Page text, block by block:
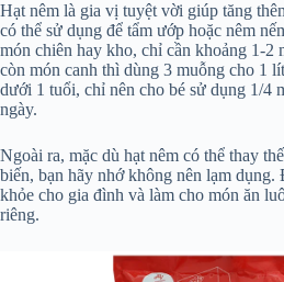
Hạt nêm là gia vị tuyệt vời giúp tăng
có thể sử dụng để tẩm ướp hoặc nêm
món chiên hay kho, chỉ cần khoảng 1-2
còn món canh thì dùng 3 muỗng cho 1
dưới 1 tuổi, chỉ nên cho bé sử dụng 1/4
ngày.
Ngoài ra, mặc dù hạt nêm có thể thay
biến, bạn hãy nhớ không nên lạm
khỏe cho gia đình và làm cho món ăn
riêng.